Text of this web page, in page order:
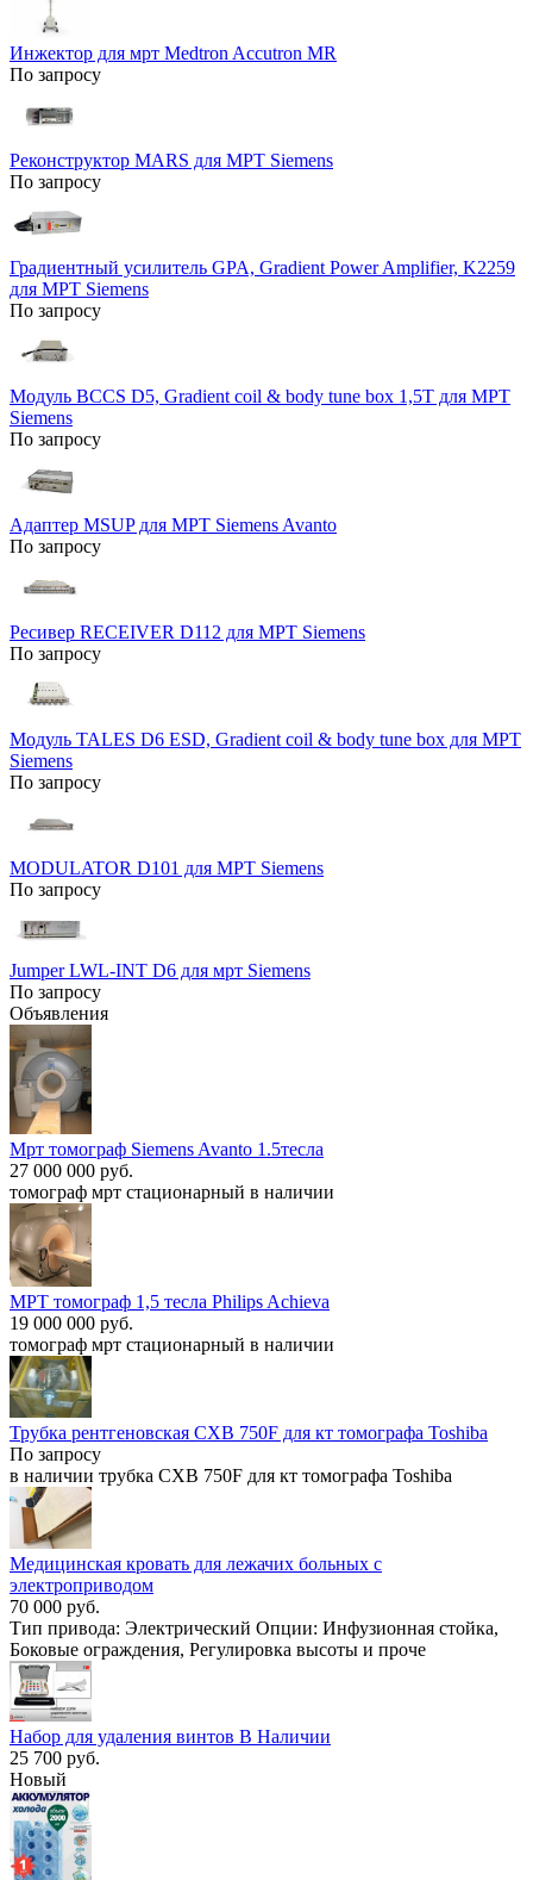
Инжектор для мрт Medtron Accutron MR
По запросу
Реконструктор MARS для МРТ Siemens
По запросу
Градиентный усилитель GPA, Gradient Power Amplifier, K2259
для МРТ Siemens
По запросу
Модуль BCCS D5, Gradient coil & body tune box 1,5Т для МРТ
Siemens
По запросу
Адаптер MSUP для МРТ Siemens Avanto
По запросу
Ресивер RECEIVER D112 для МРТ Siemens
По запросу
Модуль TALES D6 ESD, Gradient coil & body tune box для МРТ
Siemens
По запросу
MODULATOR D101 для МРТ Siemens
По запросу
Jumper LWL-INT D6 для мрт Siemens
По запросу
Объявления
Мрт томограф Siemens Avanto 1.5тесла
27 000 000 руб.
томограф мрт стационарный в наличии
МРТ томограф 1,5 тесла Philips Achieva
19 000 000 руб.
томограф мрт стационарный в наличии
Трубка рентгеновская CXB 750F для кт томографа Toshiba
По запросу
в наличии трубка CXB 750F для кт томографа Toshiba
Медицинская кровать для лежачих больных с
электроприводом
70 000 руб.
Тип привода: Электрический Опции: Инфузионная стойка,
Боковые ограждения, Регулировка высоты и проче
Набор для удаления винтов В Наличии
25 700 руб.
Новый